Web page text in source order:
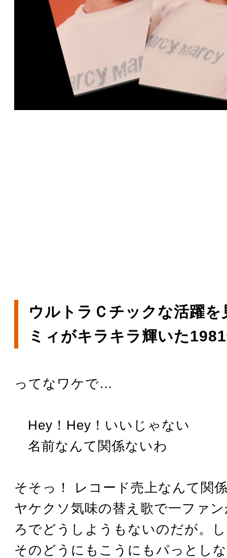
ウルトラＣチックな活躍を
ミィがキラキラ輝いた
ってなワケで…
Hey！Hey！いいじゃない
名前なんて関係ないわ
そそっ！ レコード売上なんて関
ヤケクソ気味の替え歌で一ファ
ろでどうしようもないのだが。
そのどうにもこうにもパっとし